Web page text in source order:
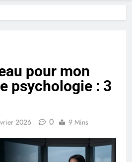
pour mon
psychologie : 3
2026 0 9 Mins